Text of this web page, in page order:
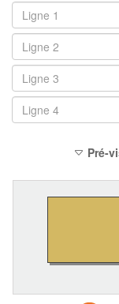
Pré-